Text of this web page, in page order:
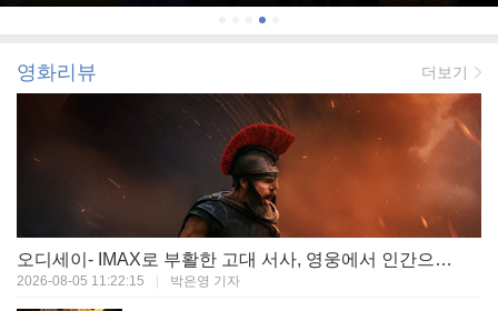
영화리뷰 더보기
오디세이- IMAX로 부활한 고대 서사, 영웅에서 인간으로의 귀환 (오락성 9 | 작품성 9)
2026-08-05 11:22:15 박은영 기자